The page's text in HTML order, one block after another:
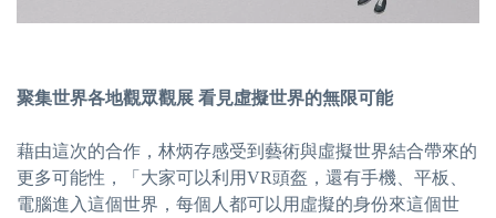
聚集世界各地觀眾觀展 看見虛擬世界的無限可能
藉由這次的合作，林炳存感受到藝術與虛擬世界結合帶來的
更多可能性，「大家可以利用VR頭盔，還有手機、平板、
電腦進入這個世界，每個人都可以用虛擬的身份來這個世